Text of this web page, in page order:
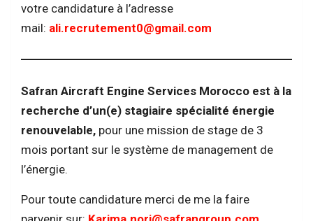
votre candidature à l’adresse
mail: ali.recrutement0@gmail.com
Safran Aircraft Engine Services Morocco est à la
recherche d’un(e) stagiaire spécialité énergie
renouvelable, pour une mission de stage de 3
mois portant sur le système de management de
l’énergie.
Pour toute candidature merci de me la faire